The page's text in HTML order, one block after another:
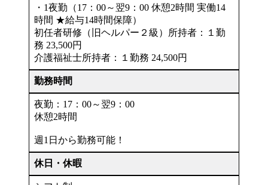
・1夜勤（17：00～翌9：00 休憩2時間 実働14
時間 ★給与14時間保障）
初任者研修（旧ヘルパー２級）所持者：１勤
務 23,500円
介護福祉士所持者：１勤務 24,500円
勤務時間
夜勤：17：00～翌9：00
休憩2時間
週1日から勤務可能！
休日・休暇